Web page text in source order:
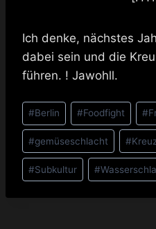
Ich denke, nächstes
dabei sein und die
führen. ! Jawohll.
Schlagworte:
#Berlin #Foodfight #
#gemüseschlacht #
#Subkultur #